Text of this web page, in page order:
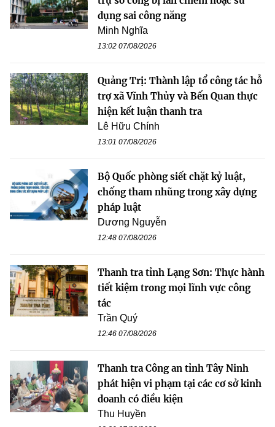
dụng sai công năng
Minh Nghĩa
13:02 07/08/2026
Quảng Trị: Thành lập tổ công tác hỗ
trợ xã Vĩnh Thủy và Bến Quan thực
hiện kết luận thanh tra
Lê Hữu Chính
13:01 07/08/2026
Bộ Quốc phòng siết chặt kỷ luật,
chống tham nhũng trong xây dựng
pháp luật
Dương Nguyễn
12:48 07/08/2026
Thanh tra tỉnh Lạng Sơn: Thực hành
tiết kiệm trong mọi lĩnh vực công
tác
Trần Quý
12:46 07/08/2026
Thanh tra Công an tỉnh Tây Ninh
phát hiện vi phạm tại các cơ sở kinh
doanh có điều kiện
Thu Huyền